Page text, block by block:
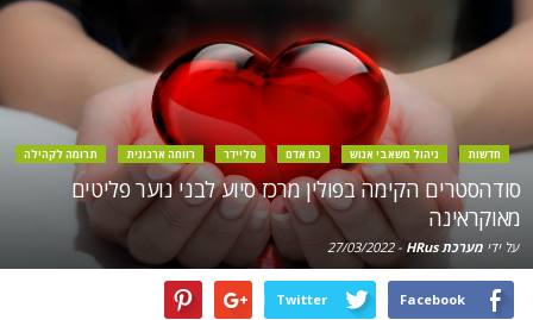
חדשות ניהול משאבי אנוש כח אדם סליידר רווחה ארגונית תרומה לקהילה
סודהסטרים הקימה בפולין מרכז סיוע לבני נוער פליטים
מאוקראינה
על ידי מערכת HRus -
27/03/2022
Facebook
Twitter